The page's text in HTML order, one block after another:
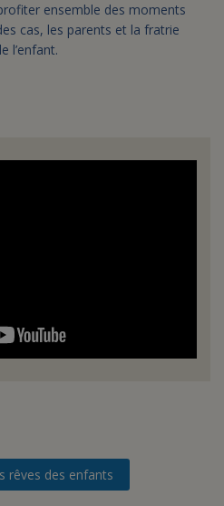
ensemble des moments
cas, les parents et la fratrie
l’enfant.
rêves des enfants